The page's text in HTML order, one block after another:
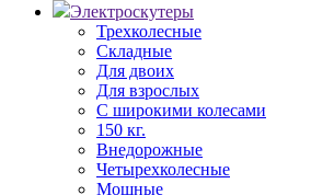
Электроскутеры
Трехколесные
Складные
Для двоих
Для взрослых
С широкими колесами
150 кг.
Внедорожные
Четырехколесные
Мощные